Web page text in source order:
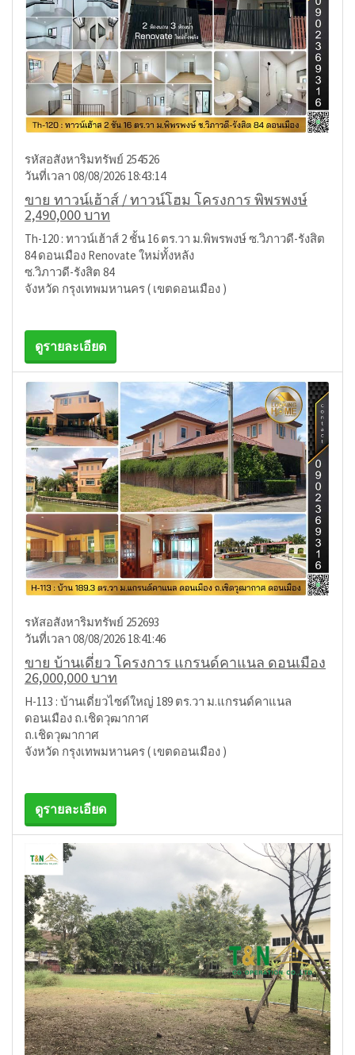
รหัสอสังหาริมทรัพย์ 254526
วันที่เวลา 08/08/2026 18:43:14
ขาย ทาวน์เฮ้าส์ / ทาวน์โฮม โครงการ พิพรพงษ์
2,490,000 บาท
Th-120 : ทาวน์เฮ้าส์ 2 ชั้น 16 ตร.วา ม.พิพรพงษ์ ซ.วิภาวดี-รังสิต
84 ดอนเมือง Renovate ใหม่ทั้งหลัง
ซ.วิภาวดี-รังสิต 84
จังหวัด กรุงเทพมหานคร ( เขตดอนเมือง )
ดูรายละเอียด
รหัสอสังหาริมทรัพย์ 252693
วันที่เวลา 08/08/2026 18:41:46
ขาย บ้านเดี่ยว โครงการ แกรนด์คาแนล ดอนเมือง
26,000,000 บาท
H-113 : บ้านเดี่ยวไซด์ใหญ่ 189 ตร.วา ม.แกรนด์คาแนล
ดอนเมือง ถ.เชิดวุฒากาศ
ถ.เชิดวุฒากาศ
จังหวัด กรุงเทพมหานคร ( เขตดอนเมือง )
ดูรายละเอียด